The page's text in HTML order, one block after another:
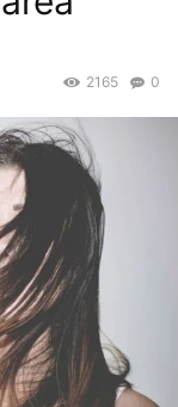
0
2165